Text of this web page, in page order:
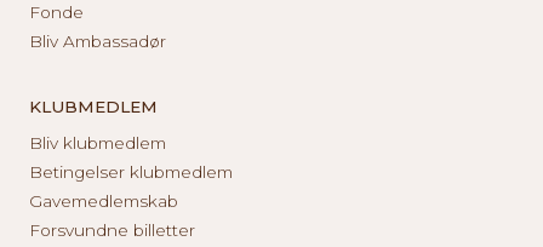
Fonde
Bliv Ambassadør
KLUBMEDLEM
Bliv klubmedlem
Betingelser klubmedlem
Gavemedlemskab
Forsvundne billetter